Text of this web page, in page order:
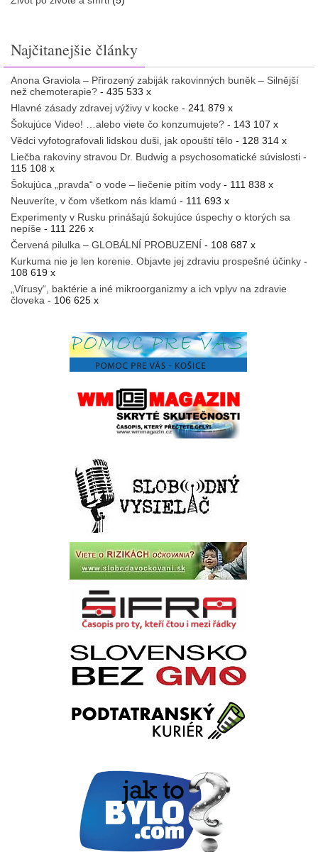
Najčitanejšie články
Anona Graviola – Přirozený zabiják rakovinných buněk – Silnější
než chemoterapie? - 435 533 x
Hlavné zásady zdravej výživy v kocke - 241 879 x
Šokujúce Video! …alebo viete čo konzumujete? - 143 107 x
Vědci vyfotografovali lidskou duši, jak opouští tělo - 128 314 x
Liečba rakoviny stravou Dr. Budwig a psychosomatické súvislosti -
115 108 x
Šokujúca „pravda“ o vode – liečenie pitím vody - 111 838 x
Neuveríte, v čom všetkom nás klamú - 111 693 x
Experimenty v Rusku prinášajú šokujúce úspechy o ktorých sa
nepíše - 111 226 x
Červená pilulka – GLOBÁLNÍ PROBUZENÍ - 108 687 x
Kurkuma nie je len korenie. Objavte jej zdraviu prospešné účinky -
108 619 x
„Vírusy“, baktérie a iné mikroorganizmy a ich vplyv na zdravie
človeka - 106 625 x